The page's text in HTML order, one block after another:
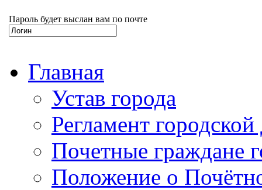
Пароль будет выслан вам по почте
Главная
Устав города
Регламент
Почетные граждане
Положение о